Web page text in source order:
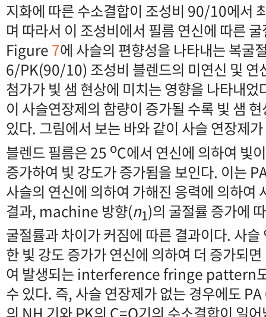
지화에 따른 수소결합이 조성비 90/10에서
며 따라서 이 조성비에서 필름 연신에 따른
Figure7에 사슬의 편향성을 나타내는 복굴
6/PK(90/10) 조성비 블렌드의 미연신 및 연
첨가가 빛 샘 현상에 미치는 영향을 나타내
이 사슬연장제의 함량이 증가될 수록 빛 샘
있다. 그림에서 보는 바와 같이 사슬 연장제
블렌드 필름은 25 oC에서 연신에 의하여 빛
증가하여 빛 강도가 증가됨을 보인다. 이는
사슬의 연신에 의하여 가해진 응력에 의하여
결과, machine 방향(n1)의 굴절률 증가에
굴절률과 차이가 커짐에 따른 결과이다. 사
한 빛 강도 증가가 연신에 의하여 더 증가되
여 발생되는 interference fringe pattern도
수 있다. 즉, 사슬 연장제가 없는 경우에도